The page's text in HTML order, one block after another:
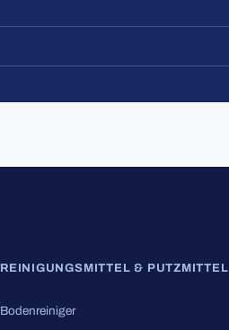
REINIGUNGSMITTEL & PUTZMITTEL
Bodenreiniger